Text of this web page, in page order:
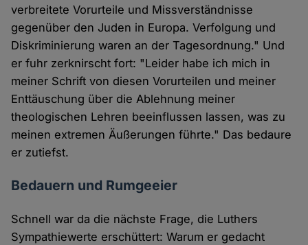
verbreitete Vorurteile und Missverständnisse
gegenüber den Juden in Europa. Verfolgung und
Diskriminierung waren an der Tagesordnung." Und
er fuhr zerknirscht fort: "Leider habe ich mich in
meiner Schrift von diesen Vorurteilen und meiner
Enttäuschung über die Ablehnung meiner
theologischen Lehren beeinflussen lassen, was zu
meinen extremen Äußerungen führte." Das bedaure
er zutiefst.
Bedauern und Rumgeeier
Schnell war da die nächste Frage, die Luthers
Sympathiewerte erschüttert: Warum er gedacht